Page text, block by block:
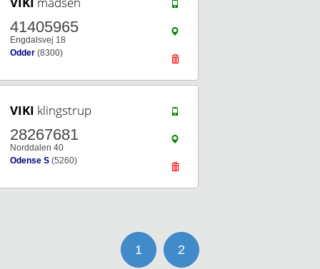
41405965
Engdalsvej 18
Odder (8300)
VIKI klingstrup
28267681
Norddalen 40
Odense S (5260)
1 2